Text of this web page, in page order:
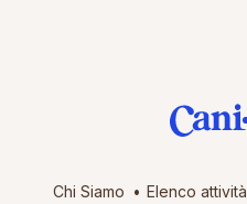
Chi Siamo Elenco attività